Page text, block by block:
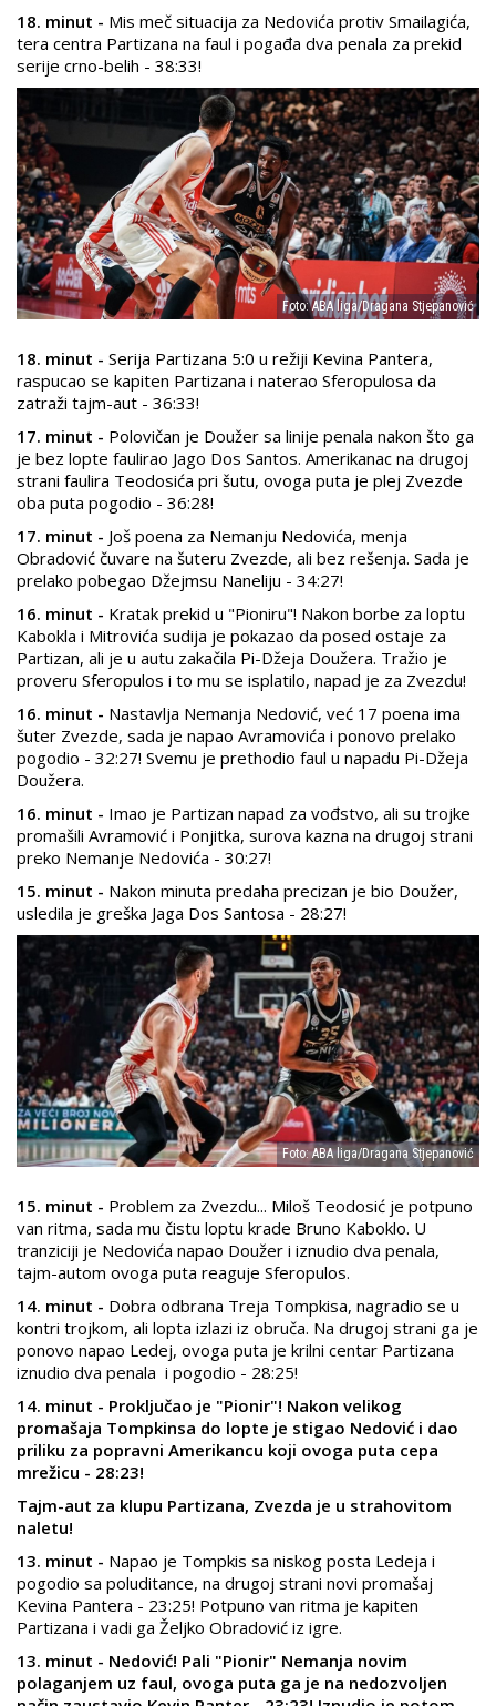
18. minut - Mis meč situacija za Nedovića protiv Smailagića,
tera centra Partizana na faul i pogađa dva penala za prekid
serije crno-belih - 38:33!
Foto: ABA liga/Dragana Stjepanović
18. minut - Serija Partizana 5:0 u režiji Kevina Pantera,
raspucao se kapiten Partizana i naterao Sferopulosa da
zatraži tajm-aut - 36:33!
17. minut - Polovičan je Doužer sa linije penala nakon što ga
je bez lopte faulirao Jago Dos Santos. Amerikanac na drugoj
strani faulira Teodosića pri šutu, ovoga puta je plej Zvezde
oba puta pogodio - 36:28!
17. minut - Još poena za Nemanju Nedovića, menja
Obradović čuvare na šuteru Zvezde, ali bez rešenja. Sada je
prelako pobegao Džejmsu Naneliju - 34:27!
16. minut - Kratak prekid u "Pioniru"! Nakon borbe za loptu
Kabokla i Mitrovića sudija je pokazao da posed ostaje za
Partizan, ali je u autu zakačila Pi-Džeja Doužera. Tražio je
proveru Sferopulos i to mu se isplatilo, napad je za Zvezdu!
16. minut - Nastavlja Nemanja Nedović, već 17 poena ima
šuter Zvezde, sada je napao Avramovića i ponovo prelako
pogodio - 32:27! Svemu je prethodio faul u napadu Pi-Džeja
Doužera.
16. minut - Imao je Partizan napad za vođstvo, ali su trojke
promašili Avramović i Ponjitka, surova kazna na drugoj strani
preko Nemanje Nedovića - 30:27!
15. minut - Nakon minuta predaha precizan je bio Doužer,
usledila je greška Jaga Dos Santosa - 28:27!
Foto: ABA liga/Dragana Stjepanović
15. minut - Problem za Zvezdu... Miloš Teodosić je potpuno
van ritma, sada mu čistu loptu krade Bruno Kaboklo. U
tranziciji je Nedovića napao Doužer i iznudio dva penala,
tajm-autom ovoga puta reaguje Sferopulos.
14. minut - Dobra odbrana Treja Tompkisa, nagradio se u
kontri trojkom, ali lopta izlazi iz obruča. Na drugoj strani ga je
ponovo napao Ledej, ovoga puta je krilni centar Partizana
iznudio dva penala i pogodio - 28:25!
14. minut - Proključao je "Pionir"! Nakon velikog
promašaja Tompkinsa do lopte je stigao Nedović i dao
priliku za popravni Amerikancu koji ovoga puta cepa
mrežicu - 28:23!
Tajm-aut za klupu Partizana, Zvezda je u strahovitom
naletu!
13. minut - Napao je Tompkis sa niskog posta Ledeja i
pogodio sa poluditance, na drugoj strani novi promašaj
Kevina Pantera - 23:25! Potpuno van ritma je kapiten
Partizana i vadi ga Željko Obradović iz igre.
13. minut - Nedović! Pali "Pionir" Nemanja novim
polaganjem uz faul, ovoga puta ga je na nedozvoljen